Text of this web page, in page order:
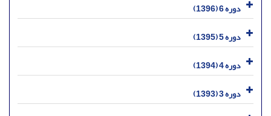
دوره 6 (1396)
دوره 5 (1395)
دوره 4 (1394)
دوره 3 (1393)